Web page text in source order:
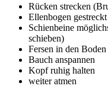
Rücken strecken
Ellenbogen gestreckt
Schienbeine
schieben)
Fersen in den
Bauch anspannen
Kopf ruhig halten
weiter atmen